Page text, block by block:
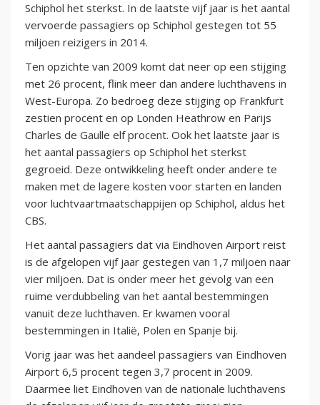
Schiphol het sterkst. In de laatste vijf jaar is het aantal
vervoerde passagiers op Schiphol gestegen tot 55
miljoen reizigers in 2014.
Ten opzichte van 2009 komt dat neer op een stijging
met 26 procent, flink meer dan andere luchthavens in
West-Europa. Zo bedroeg deze stijging op Frankfurt
zestien procent en op Londen Heathrow en Parijs
Charles de Gaulle elf procent. Ook het laatste jaar is
het aantal passagiers op Schiphol het sterkst
gegroeid. Deze ontwikkeling heeft onder andere te
maken met de lagere kosten voor starten en landen
voor luchtvaartmaatschappijen op Schiphol, aldus het
CBS.
Het aantal passagiers dat via Eindhoven Airport reist
is de afgelopen vijf jaar gestegen van 1,7 miljoen naar
vier miljoen. Dat is onder meer het gevolg van een
ruime verdubbeling van het aantal bestemmingen
vanuit deze luchthaven. Er kwamen vooral
bestemmingen in Italië, Polen en Spanje bij.
Vorig jaar was het aandeel passagiers van Eindhoven
Airport 6,5 procent tegen 3,7 procent in 2009.
Daarmee liet Eindhoven van de nationale luchthavens